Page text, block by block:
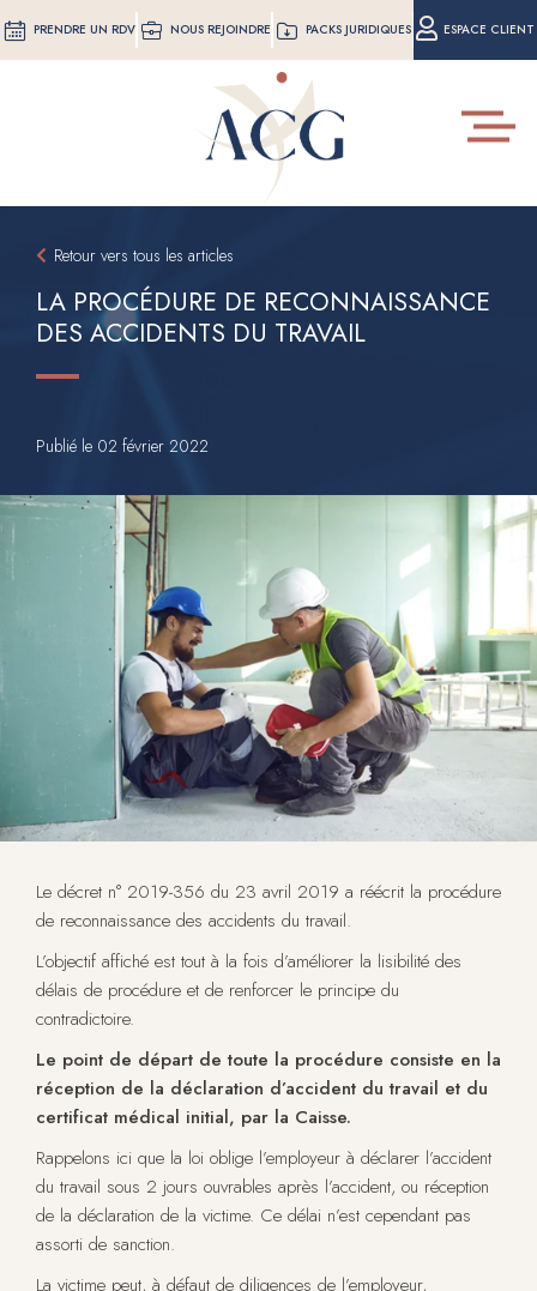
Aller
au
PRENDRE UN RDV NOUS REJOINDRE PACKS JURIDIQUES ESPACE CLIENT
Toggle
Retour vers tous les articles
LA PROCÉDURE DE RECONNAISSANCE
DES ACCIDENTS DU TRAVAIL
Publié le 02 février 2022
Le décret n° 2019-356 du 23 avril 2019 a réécrit la procédure
de reconnaissance des accidents du travail.
L’objectif affiché est tout à la fois d’améliorer la lisibilité des
délais de procédure et de renforcer le principe du
contradictoire.
Le point de départ de toute la procédure consiste en la
réception de la déclaration d’accident du travail et du
certificat médical initial, par la Caisse.
Rappelons ici que la loi oblige l’employeur à déclarer l’accident
du travail sous 2 jours ouvrables après l’accident, ou réception
de la déclaration de la victime. Ce délai n’est cependant pas
assorti de sanction.
La victime peut, à défaut de diligences de l’employeur,